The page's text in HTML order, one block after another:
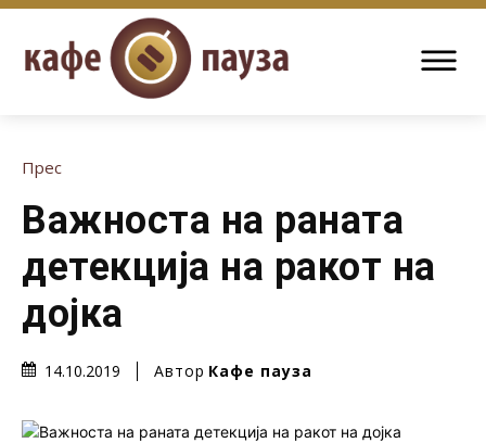
Прес
Важноста на раната
детекција на ракот на
дојка
14.10.2019 Автор Кафе пауза